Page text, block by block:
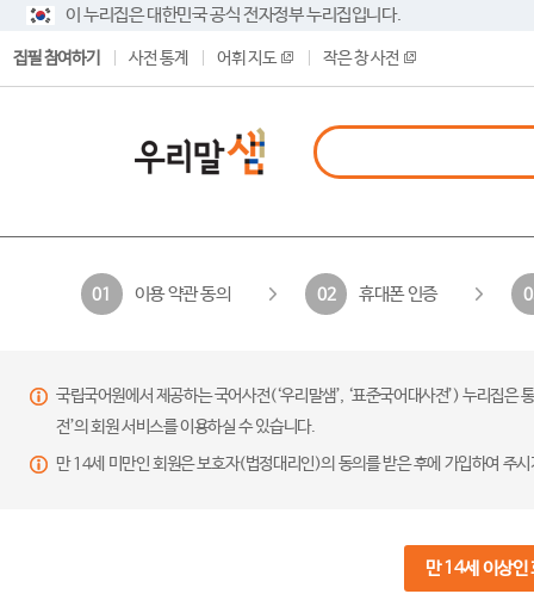
이 누리집은 대한민국 공식 전자정부 누리집입니다.
집필 참여하기 사전 통계 어휘 지도 작은 창 사전
01 이용 약관 동의 02 휴대폰 인증
국립국어원에서 제공하는 국어사전(‘우리말샘’, ‘표준국어대사전’) 누리집
전’의 회원 서비스를 이용하실 수 있습니다.
만 14세 미만인 회원은 보호자(법정대리인)의 동의를 받은 후에 가입하여 주
만 14세 이상인